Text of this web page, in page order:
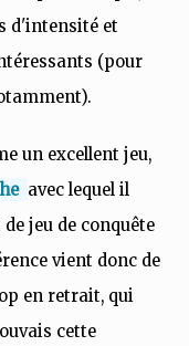
d'intensité et
(pour
un excellent jeu,
avec lequel il
jeu de conquête
vient donc de
en retrait, qui
cette